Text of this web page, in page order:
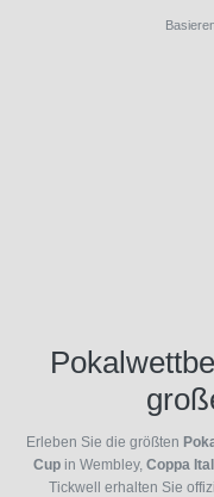
Erleben Sie die größten
Cupin Wembley, Coppa
Tickwell erhalten Sie